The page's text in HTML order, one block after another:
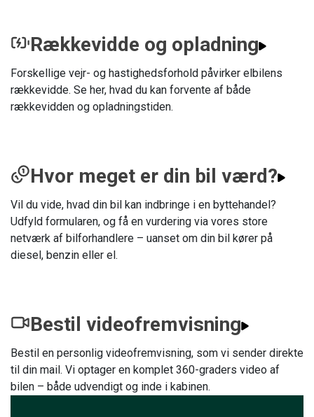
Rækkevidde og opladning
Forskellige vejr- og hastighedsforhold påvirker elbilens
rækkevidde. Se her, hvad du kan forvente af både
rækkevidden og opladningstiden.
Hvor meget er din bil værd?
Vil du vide, hvad din bil kan indbringe i en byttehandel?
Udfyld formularen, og få en vurdering via vores store
netværk af bilforhandlere – uanset om din bil kører på
diesel, benzin eller el.
Bestil videofremvisning
Bestil en personlig videofremvisning, som vi sender direkte
til din mail. Vi optager en komplet 360-graders video af
bilen – både udvendigt og inde i kabinen.